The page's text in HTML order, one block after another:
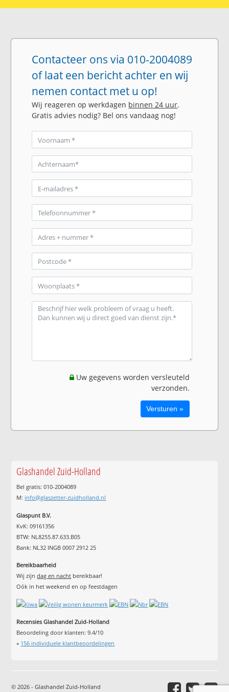
Contacteer ons via 010-2004089
of laat een bericht achter en wij
nemen contact met u op!
Wij reageren op werkdagen binnen 24 uur.
Gratis advies nodig? Bel ons vandaag nog!
Uw gegevens worden versleuteld
verzonden.
Glashandel Zuid-Holland
Bel gratis: 010-2004089
M: info@glaszetter-zuidholland.nl
Glaspunt B.V.
KvK: 09161356
BTW: NL8255.87.633.B05
Bank: NL32 INGB 0007 2912 25
Bereikbaarheid
Wij zijndag en nacht bereikbaar!
Oók in het weekend en op feestdagen
Recensies Glashandel Zuid-Holland
Beoordeling door klanten:9.4/10
» 156 individuele klantbeoordelingen
© 2026 - Glashandel Zuid-Holland